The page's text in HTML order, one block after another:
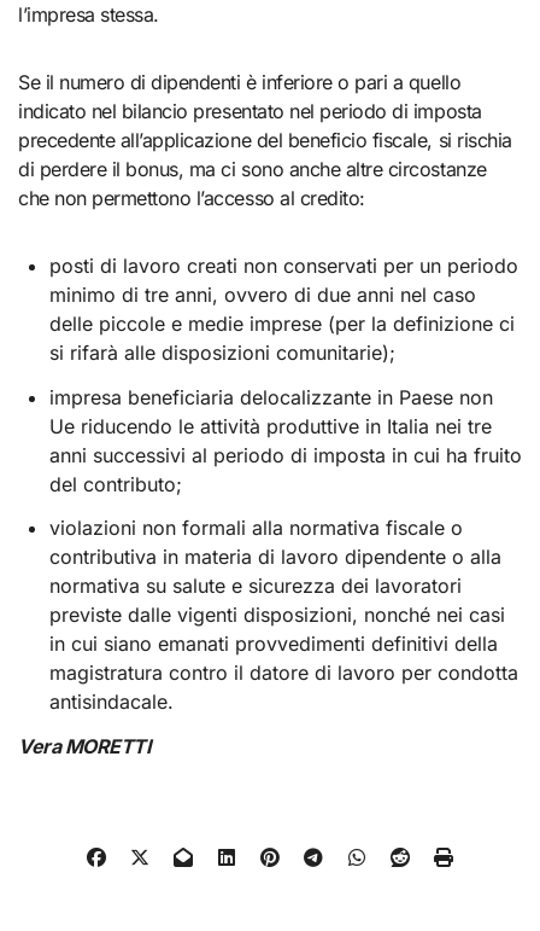
l’impresa stessa.
Se il numero di dipendenti è inferiore o pari a quello
indicato nel bilancio presentato nel periodo di imposta
precedente all’applicazione del beneficio fiscale, si rischia
di perdere il bonus, ma ci sono anche altre circostanze
che non permettono l’accesso al credito:
posti di lavoro creati non conservati per un periodo
minimo di tre anni, ovvero di due anni nel caso
delle piccole e medie imprese (per la definizione ci
si rifarà alle disposizioni comunitarie);
impresa beneficiaria delocalizzante in Paese non
Ue riducendo le attività produttive in Italia nei tre
anni successivi al periodo di imposta in cui ha fruito
del contributo;
violazioni non formali alla normativa fiscale o
contributiva in materia di lavoro dipendente o alla
normativa su salute e sicurezza dei lavoratori
previste dalle vigenti disposizioni, nonché nei casi
in cui siano emanati provvedimenti definitivi della
magistratura contro il datore di lavoro per condotta
antisindacale.
Vera MORETTI